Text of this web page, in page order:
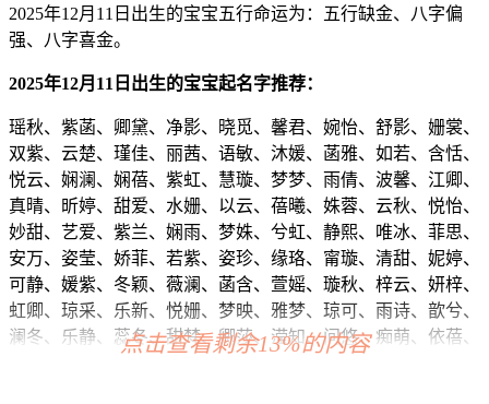
2025年12月11日出生的宝宝五行命运为：五行缺金、八字偏
强、八字喜金。
2025年12月11日出生的宝宝起名字推荐：
瑶秋、紫菡、卿黛、净影、晓觅、馨君、婉怡、舒影、姗裳、
双紫、云楚、瑾佳、丽茜、语敏、沐媛、菡雅、如若、含恬、
悦云、娴澜、娴蓓、紫虹、慧璇、梦梦、雨倩、波馨、江卿、
真晴、昕婷、甜爱、水姗、以云、蓓曦、姝蓉、云秋、悦怡、
妙甜、艺爱、紫兰、娴雨、梦姝、兮虹、静熙、唯冰、菲思、
安万、姿莹、娇菲、若紫、姿珍、缘珞、甯璇、清甜、妮婷、
可静、媛紫、冬颖、薇澜、菡含、萱媱、璇秋、梓云、妍梓、
虹卿、琼采、乐新、悦姗、梦映、雅梦、琼可、雨诗、歆兮、
澜冬、乐静、蕊冬、甜梵、卿莎、滢知、问悠、痴萌、依蓓、
点击查看剩余13%的内容